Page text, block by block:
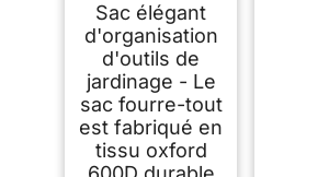
en Acier Inoxydable
à Usage intensif
avec poignée en
Bois antidérapante -
Cadeaux pour Les
Femmes et Les
Hommes, Vert
Sac élégant
d'organisation
d'outils de
jardinage - Le
sac fourre-tout
est fabriqué en
tissu oxford